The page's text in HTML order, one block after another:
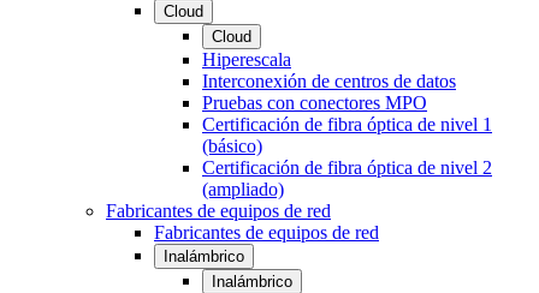
Cloud
Cloud
Hiperescala
Interconexión de centros de datos
Pruebas con conectores MPO
Certificación de fibra óptica de nivel 1
(básico)
Certificación de fibra óptica de nivel 2
(ampliado)
Fabricantes de equipos de red
Fabricantes de equipos de red
Inalámbrico
Inalámbrico